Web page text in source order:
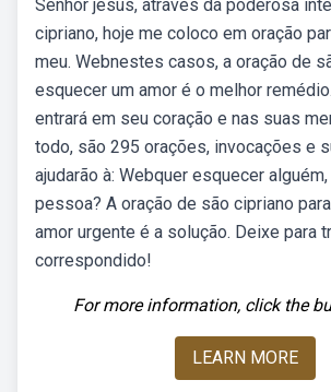
Senhor jesus, através da poderosa
cipriano, hoje me coloco em oração
meu. Webnestes casos, a oração de
esquecer um amor é o melhor
entrará em seu coração e nas suas
todo, são 295 orações, invocações e
ajudarão à: Webquer esquecer
pessoa? A oração de são cipriano
amor urgente é a solução. Deixe para
correspondido!
For more information, click the
LEARN MORE